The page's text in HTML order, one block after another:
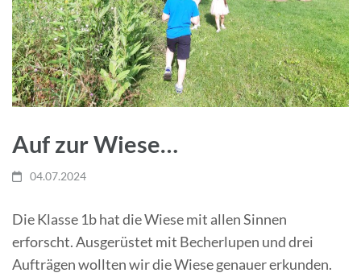
Auf zur Wiese…
04.07.2024
Die Klasse 1b hat die Wiese mit allen Sinnen
erforscht. Ausgerüstet mit Becherlupen und drei
Aufträgen wollten wir die Wiese genauer erkunden.